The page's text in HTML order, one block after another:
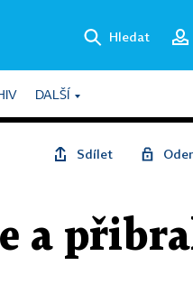
Hledat
DALŠÍ
Sdílet
a